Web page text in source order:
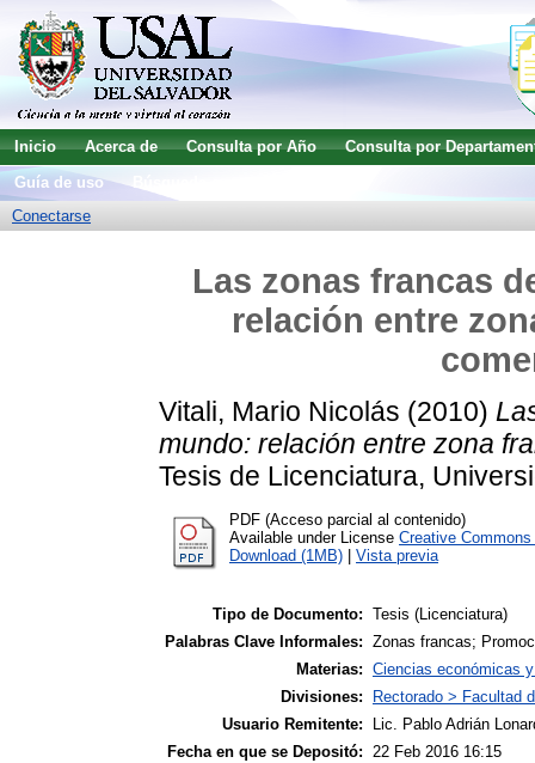
Inicio Acerca de Consulta por Año
Consulta por
Guía de uso
Conectarse
Las zonas francas
relación entre
Vitali, Mario Nicolás (2010)
mundo: relación entre zona
Tesis de Licenciatura,
PDF (Acceso parcial al contenido)
Available under License Creative
Download (1MB)
Vista previa
Tipo de Documento: Tesis (Licenciatura)
Palabras Clave Informales: Zonas francas;
Materias: Ciencias económicas
Divisiones:
Rectorado > Facultad
Usuario Remitente:
Lic. Pablo Adrián
Fecha en que se Depositó: 22 Feb 2016 16:15